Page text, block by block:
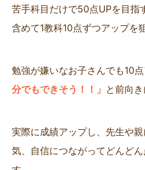
苦手科目だけで50点UPを目指
含めて1教科10点ずつアップを
勉強が嫌いなお子さんでも10
分でもできそう！！」 と前向
実際に成績アップし、先生や
気、自信につながってどんど